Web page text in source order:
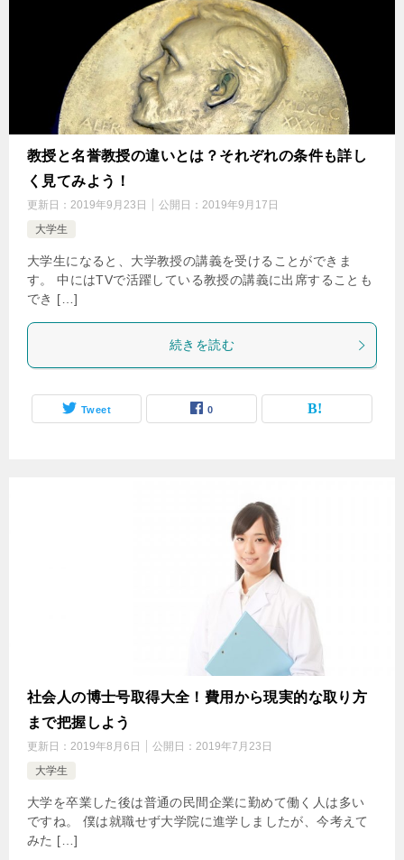
教授と名誉教授の違いとは？それぞれの条件も詳し
く見てみよう！
更新日： 2019年9月23日 公開日： 2019年9月17日
大学生
大学生になると、大学教授の講義を受けることができま
す。 中にはTVで活躍している教授の講義に出席することも
でき […]
続きを読む
Tweet 0
社会人の博士号取得大全！費用から現実的な取り方
まで把握しよう
更新日： 2019年8月6日 公開日： 2019年7月23日
大学生
大学を卒業した後は普通の民間企業に勤めて働く人は多い
ですね。 僕は就職せず大学院に進学しましたが、今考えて
みた […]